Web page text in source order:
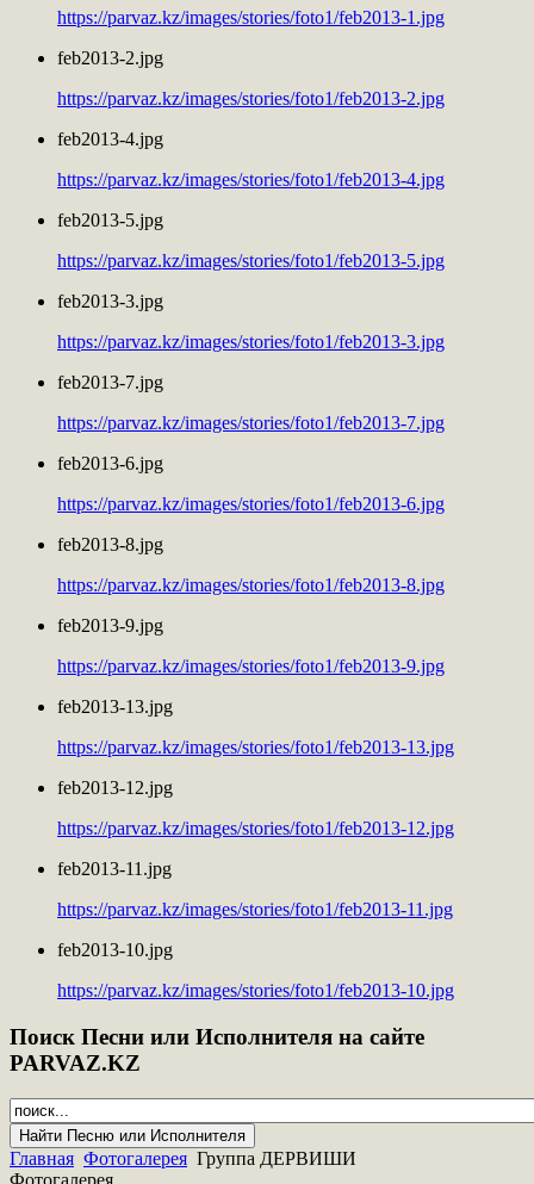
https://parvaz.kz/images/stories/foto1/feb2013-1.jpg
feb2013-2.jpg
https://parvaz.kz/images/stories/foto1/feb2013-2.jpg
feb2013-4.jpg
https://parvaz.kz/images/stories/foto1/feb2013-4.jpg
feb2013-5.jpg
https://parvaz.kz/images/stories/foto1/feb2013-5.jpg
feb2013-3.jpg
https://parvaz.kz/images/stories/foto1/feb2013-3.jpg
feb2013-7.jpg
https://parvaz.kz/images/stories/foto1/feb2013-7.jpg
feb2013-6.jpg
https://parvaz.kz/images/stories/foto1/feb2013-6.jpg
feb2013-8.jpg
https://parvaz.kz/images/stories/foto1/feb2013-8.jpg
feb2013-9.jpg
https://parvaz.kz/images/stories/foto1/feb2013-9.jpg
feb2013-13.jpg
https://parvaz.kz/images/stories/foto1/feb2013-13.jpg
feb2013-12.jpg
https://parvaz.kz/images/stories/foto1/feb2013-12.jpg
feb2013-11.jpg
https://parvaz.kz/images/stories/foto1/feb2013-11.jpg
feb2013-10.jpg
https://parvaz.kz/images/stories/foto1/feb2013-10.jpg
Поиск Песни или Исполнителя на сайте
PARVAZ.KZ
Главная Фотогалерея Группа ДЕРВИШИ